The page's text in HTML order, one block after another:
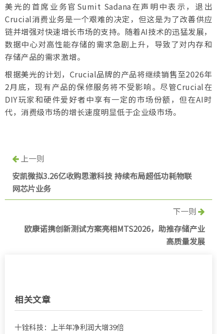
美光的首席业务官Sumit Sadana在声明中表示，退出
Crucial消费业务是一个艰难的决定，但这是为了改善供应
链并增强对快速增长市场的支持。随着AI技术的迅猛发展，
数据中心对高性能存储的需求急剧上升，导致了对内存和
存储产品的需求激增。
根据美光的计划，Crucial品牌的产品将继续销售至2026年
2月底，现有产品的保修服务将不受影响。尽管Crucial在
DIY玩家和硬件爱好者中享有一定的市场份额，但在AI时
代，消费级市场的增长速度明显低于企业级市场。
上一则
安凯微拟3.26亿收购思澈科技 持续布局超低功耗物联
网芯片业务
下一则
欧康诺携创新测试方案亮相MTS2026，助推存储产业
高质量发展
相关文章
十铨科技：上半年净利润大增39倍